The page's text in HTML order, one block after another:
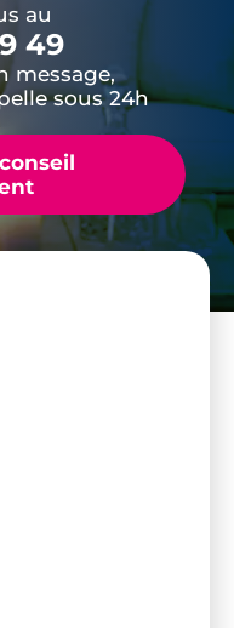
au
49
message,
sous 24h